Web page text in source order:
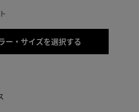
ー・サイズを選択する